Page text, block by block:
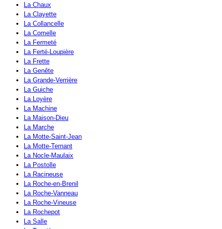
La Chaux
La Clayette
La Collancelle
La Comelle
La Fermeté
La Ferté-Loupière
La Frette
La Genête
La Grande-Verrière
La Guiche
La Loyère
La Machine
La Maison-Dieu
La Marche
La Motte-Saint-Jean
La Motte-Ternant
La Nocle-Maulaix
La Postolle
La Racineuse
La Roche-en-Brenil
La Roche-Vanneau
La Roche-Vineuse
La Rochepot
La Salle